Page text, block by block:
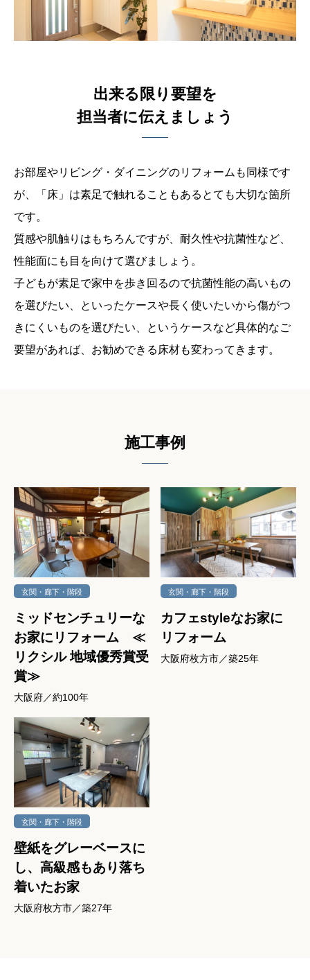
出来る限り要望を
担当者に伝えましょう
お部屋やリビング・ダイニングのリフォームも同様です
が、
「床」は素足で触れることもあるとても大切な箇所
です。
質感や肌触りはもちろんですが、耐久性や抗菌性など、
性能面にも目を向けて選びましょう。
子どもが素足で家中を歩き回るので抗菌性能の高いもの
を選びたい、といったケースや長く使いたいから傷がつ
きにくいものを選びたい、というケースなど具体的なご
要望があれば、お勧めできる床材も変わってきます。
施⼯事例
玄関・廊下・階段
ミッドセンチュリーな
お家にリフォーム ≪
リクシル 地域優秀賞受
賞≫
大阪府／約100年
玄関・廊下・階段
カフェstyleなお家に
リフォーム
大阪府枚方市／築25年
玄関・廊下・階段
壁紙をグレーベースに
し、高級感もあり落ち
着いたお家
大阪府枚方市／築27年